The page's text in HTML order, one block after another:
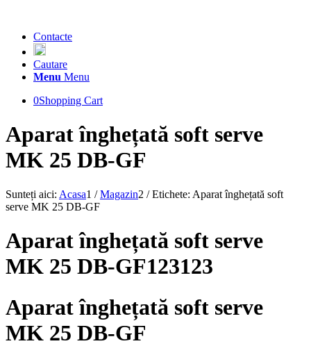
Contacte
Cautare
Menu Menu
0Shopping Cart
Aparat înghețată soft serve
MK 25 DB-GF
Sunteți aici: Acasa1 / Magazin2 / Etichete: Aparat înghețată soft
serve MK 25 DB-GF
Aparat înghețată soft serve
MK 25 DB-GF123123
Aparat înghețată soft serve
MK 25 DB-GF